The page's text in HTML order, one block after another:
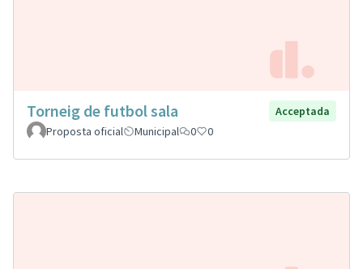
Torneig de futbol sala
Acceptada
Proposta oficial
Municipal 0 0